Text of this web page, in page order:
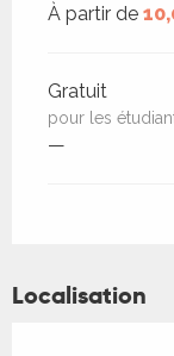
À partir de
Gratuit
pour les
—
Localisation